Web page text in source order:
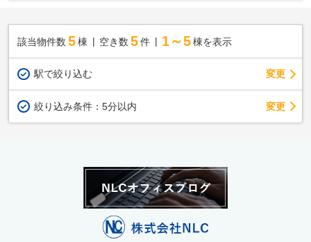
該当物件数 5棟 空き数 5 件 1～5 棟を表示
駅で絞り込む 変更
絞り込み条件： 5分以内 変更